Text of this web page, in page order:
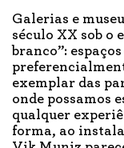
Galerias e
século XX sob o
branco”:
exemplar das
onde possamos
qualquer
forma, ao